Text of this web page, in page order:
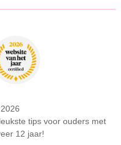
tips voor ouders met
12 jaar!